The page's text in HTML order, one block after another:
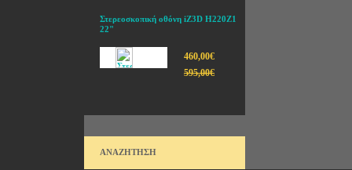
Στερεοσκοπική οθόνη iZ3D H220Z1
22"
460,00€
595,00€
ΑΝΑΖΗΤΗΣΗ